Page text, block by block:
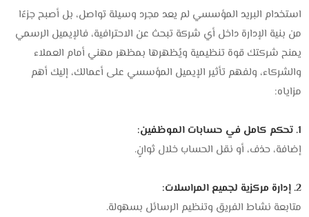
استخدام البريد المؤسسي لم يعد مجرد وسيلة تواصل، بل أصبح جزءًا
من بنية الإدارة داخل أي شركة تبحث عن الاحترافية، فالإيميل الرسمي
يمنح شركتك قوة تنظيمية ويُظهرها بمظهر مهني أمام العملاء
والشركاء، ولفهم تأثير الإيميل المؤسسي على أعمالك، إليك أهم
مزاياه:
1. تحكم كامل في حسابات الموظفين:
إضافة، حذف، أو نقل الحساب خلال ثوانٍ.
2. إدارة مركزية لجميع المراسلات:
متابعة نشاط الفريق وتنظيم الرسائل بسهولة.